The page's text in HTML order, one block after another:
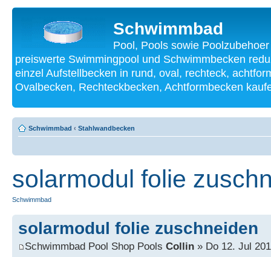
Schwimmbad
Pool, Pools sowie
preiswerte Swimmingpool und Schwimmbecken
einzel Aufstellbecken in rund, oval, rechteck,
Ovalbecken, Rechteckbecken, Achtformbecken
Schwimmbad ‹ Stahlwandbecken
solarmodul folie
Schwimmbad
solarmodul folie zuschneiden
Schwimmbad Pool Shop Pools Collin » Do 12. Jul